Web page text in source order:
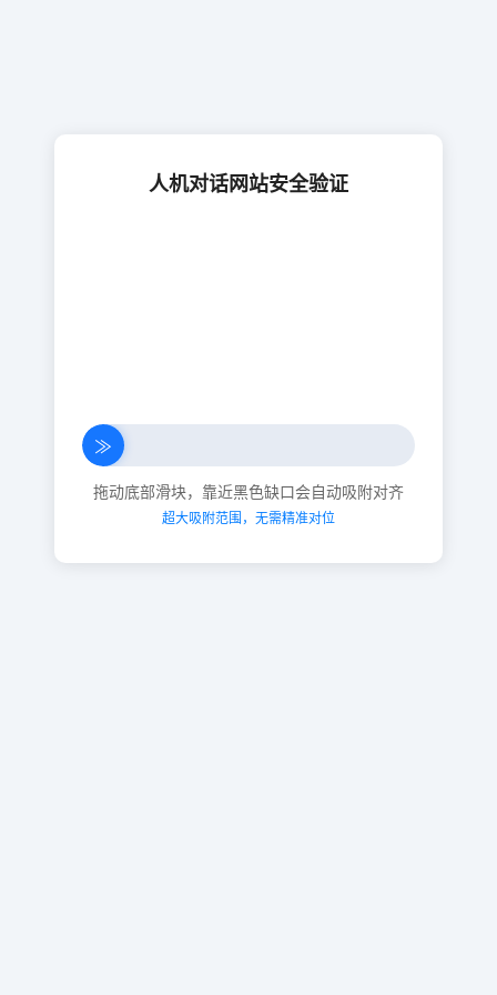
人机对话网站安全验证
≫
拖动底部滑块，靠近黑色缺口会自动吸附对齐
超大吸附范围，无需精准对位